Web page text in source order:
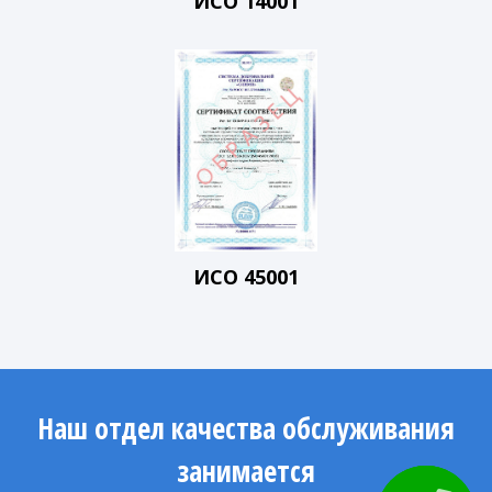
ИСО 45001
Наш отдел качества обслуживания
занимается